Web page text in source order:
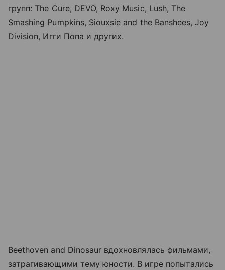
групп: The Cure, DEVO, Roxy Music, Lush, The
Smashing Pumpkins, Siouxsie and the Banshees, Joy
Division, Игги Попа и других.
Beethoven and Dinosaur вдохновлялась фильмами,
затрагивающими тему юности. В игре попытались